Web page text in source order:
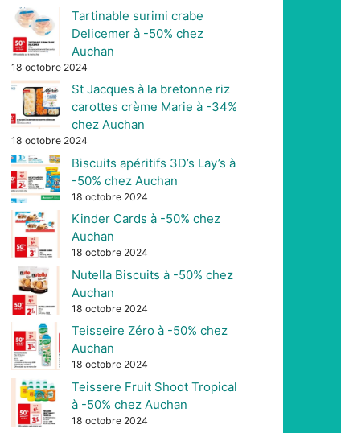
Tartinable surimi crabe
Delicemer à -50% chez
Auchan
18 octobre 2024
St Jacques à la bretonne riz
carottes crème Marie à -34%
chez Auchan
18 octobre 2024
Biscuits apéritifs 3D’s Lay’s à
-50% chez Auchan
18 octobre 2024
Kinder Cards à -50% chez
Auchan
18 octobre 2024
Nutella Biscuits à -50% chez
Auchan
18 octobre 2024
Teisseire Zéro à -50% chez
Auchan
18 octobre 2024
Teissere Fruit Shoot Tropical
à -50% chez Auchan
18 octobre 2024